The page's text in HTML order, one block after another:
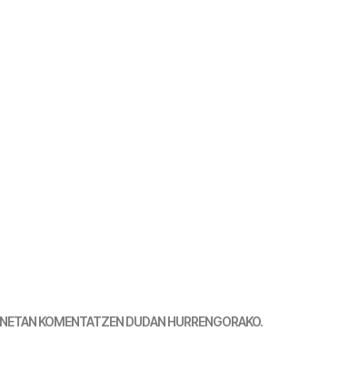
KOMENTATZEN DUDAN HURRENGORAKO.